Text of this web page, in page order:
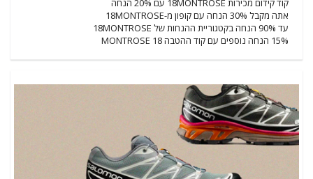
קוד קידום מכירות 18MONTROSE עם 20% הנחה
אתה מקבל 30% הנחה עם קופון מ-18MONTROSE
עד 90% הנחה בקטגוריית ההנחות של 18MONTROSE
15% הנחה נוספים עם קוד ההטבה 18 MONTROSE